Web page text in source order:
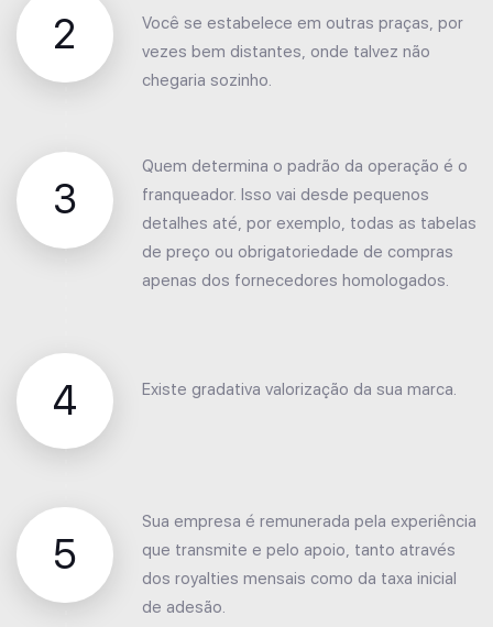
2
Você se estabelece em outras praças, por
vezes bem distantes, onde talvez não
chegaria sozinho.
3
Quem determina o padrão da operação é o
franqueador. Isso vai desde pequenos
detalhes até, por exemplo, todas as tabelas
de preço ou obrigatoriedade de compras
apenas dos fornecedores homologados.
4 Existe gradativa valorização da sua marca.
5
Sua empresa é remunerada pela experiência
que transmite e pelo apoio, tanto através
dos royalties mensais como da taxa inicial
de adesão.